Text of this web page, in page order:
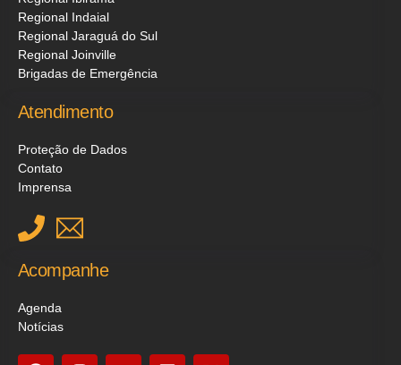
Regional Indaial
Regional Jaraguá do Sul
Regional Joinville
Brigadas de Emergência
Atendimento
Proteção de Dados
Contato
Imprensa
Acompanhe
Agenda
Notícias